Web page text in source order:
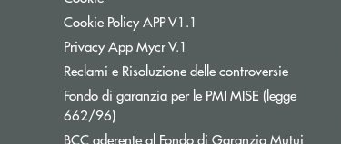
Cookie Policy APP V1.1
Privacy App Mycr V.1
Reclami e Risoluzione delle controversie
Fondo di garanzia per le PMI MISE (legge
662/96)Apre una nuova finestra
BCC aderente al Fondo di Garanzia Mutui